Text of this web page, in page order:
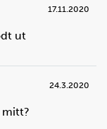
17.11.2020
ut
24.3.2020
mitt?